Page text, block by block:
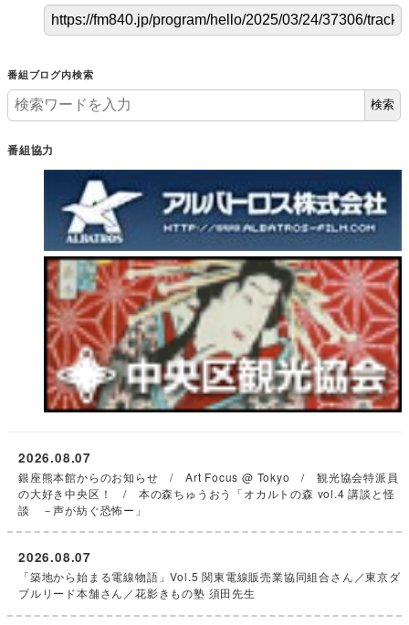
番組ブログ内検索
検索
番組協力
銀座熊本館からのお知らせ / Art Focus @ Tokyo / 観光協会特派員
の大好き中央区！ / 本の森ちゅうおう「オカルトの森 vol.4 講談と怪
談 －声が紡ぐ恐怖ー」
2026.08.07
「築地から始まる電線物語」Vol.5 関東電線販売業協同組合さん／東京ダ
ブルリード本舗さん／花影きもの塾 須田先生
2026.08.07